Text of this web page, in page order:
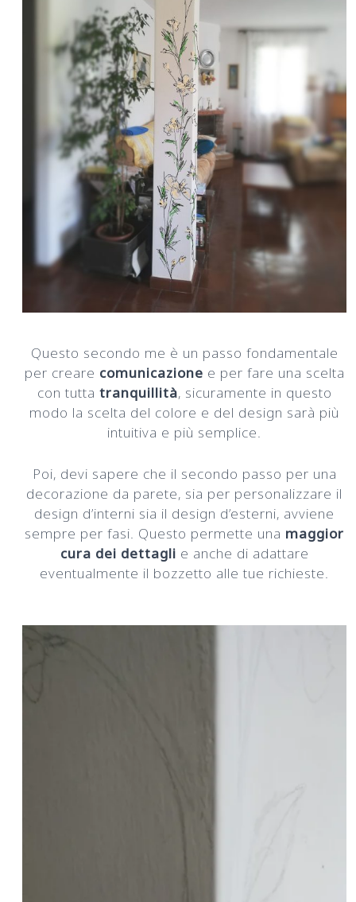
Questo secondo me è un passo fondamentale
per creare comunicazione e per fare una scelta
con tutta tranquillità, sicuramente in questo
modo la scelta del colore e del design sarà più
intuitiva e più semplice.
Poi, devi sapere che il secondo passo per una
decorazione da parete, sia per personalizzare il
design d’interni sia il design d’esterni, avviene
sempre per fasi. Questo permette una maggior
cura dei dettagli e anche di adattare
eventualmente il bozzetto alle tue richieste.